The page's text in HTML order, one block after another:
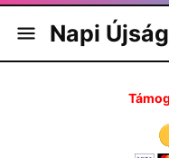
Napi Újság